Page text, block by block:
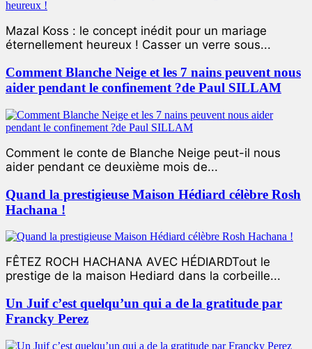
Mazal Koss : le concept inédit pour un mariage
éternellement heureux ! Casser un verre sous...
Comment Blanche Neige et les 7 nains peuvent nous
aider pendant le confinement ?de Paul SILLAM
Comment le conte de Blanche Neige peut-il nous
aider pendant ce deuxième mois de...
Quand la prestigieuse Maison Hédiard célèbre Rosh
Hachana !
FÊTEZ ROCH HACHANA AVEC HÉDIARDTout le
prestige de la maison Hediard dans la corbeille...
Un Juif c’est quelqu’un qui a de la gratitude par
Francky Perez